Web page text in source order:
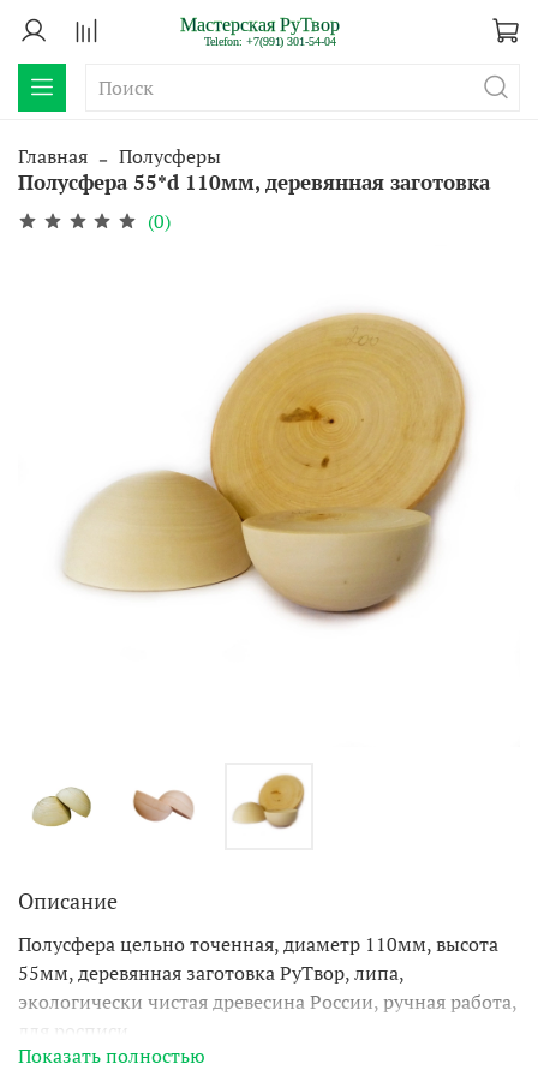
Главная
Полусферы
Полусфера 55*d 110мм, деревянная заготовка
(0)
Описание
Полусфера цельно точенная, диаметр 110мм, высота
55мм, деревянная заготовка РуТвор, липа,
экологически чистая древесина России, ручная работа,
для росписи.
Показать полностью